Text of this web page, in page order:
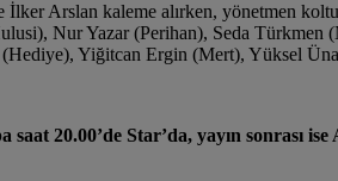
İlker Arslan kaleme alırken, yönetmen
Nur Yazar (Perihan), Seda
Yiğitcan Ergin (Mert), Yüksel
20.00’de Star’da, yayın sonrası